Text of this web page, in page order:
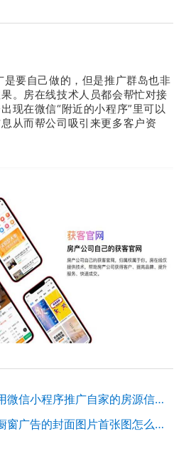
是要自己做的，但是推广群岛也非
。房在线技术人员都会帮忙对接
现在微信“附近的小程序”里可以
从而帮公司吸引来更多客户资
怎么利用微信小程序推广自家的房源信息？
房在线橱窗广告的封面图片首张图怎么更换？